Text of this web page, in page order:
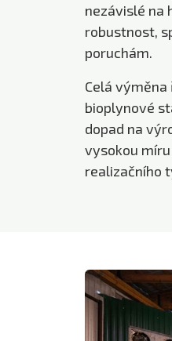
nezávislé na
robustnost,
poruchám.
Celá
bioplynové
dopad na
vysokou
realizačního